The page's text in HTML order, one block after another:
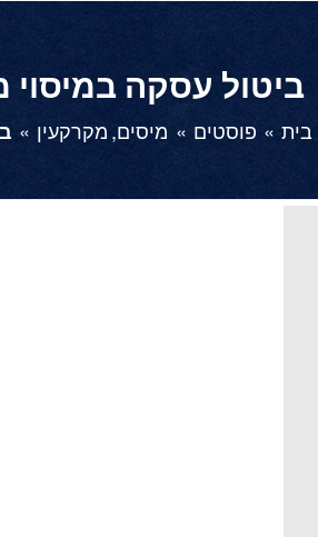
ביטול עסקה במיסוי
בית פוסטים מיסים מקרקעין